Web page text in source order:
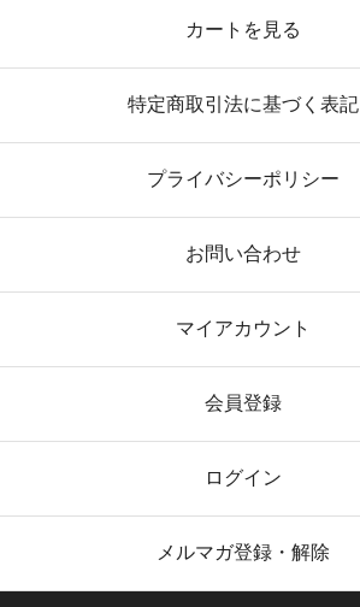
カートを見る
特定商取引法に基づく表記
プライバシーポリシー
お問い合わせ
マイアカウント
会員登録
ログイン
メルマガ登録・解除